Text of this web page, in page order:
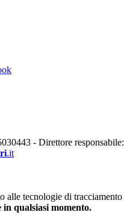
- Direttore
.it
alle tecnologie di
in qualsiasi momento.